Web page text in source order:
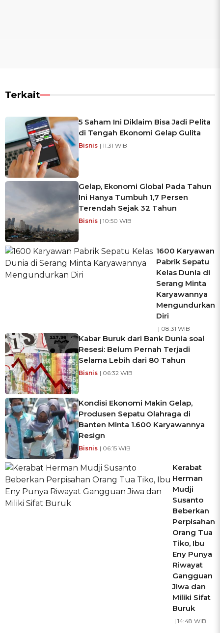
Terkait
5 Saham Ini Diklaim Bisa Jadi Pelita
di Tengah Ekonomi Gelap Gulita
Bisnis | 11:31 WIB
Gelap, Ekonomi Global Pada Tahun
Ini Hanya Tumbuh 1,7 Persen
Terendah Sejak 32 Tahun
Bisnis | 10:50 WIB
1600 Karyawan
Pabrik Sepatu
Kelas Dunia di
Serang Minta
Karyawannya
Mengundurkan
Diri
| 08:31 WIB
Kabar Buruk dari Bank Dunia soal
Resesi: Belum Pernah Terjadi
Selama Lebih dari 80 Tahun
Bisnis | 06:32 WIB
Kondisi Ekonomi Makin Gelap,
Produsen Sepatu Olahraga di
Banten Minta 1.600 Karyawannya
Resign
Bisnis | 06:15 WIB
Kerabat
Herman
Mudji
Susanto
Beberkan
Perpisahan
Orang Tua
Tiko, Ibu
Eny Punya
Riwayat
Gangguan
Jiwa dan
Miliki Sifat
Buruk
| 14:48 WIB